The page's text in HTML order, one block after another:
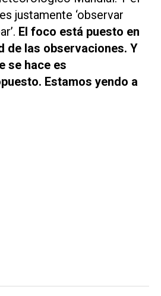
justamente ‘observar
El foco está puesto en
de las observaciones. Y
se hace es
Estamos yendo a